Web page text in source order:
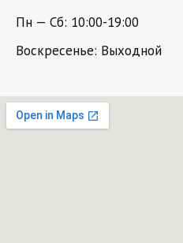
Пн — Сб: 10:00-19:00
Воскресенье: Выходной